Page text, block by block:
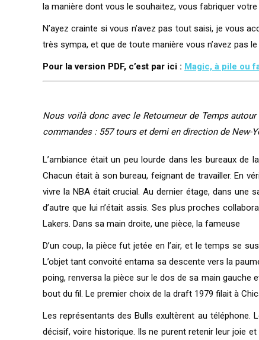
la manière dont vous le souhaitez, vous fabriquer
N’ayez crainte si vous n’avez pas tout saisi, je vous
très sympa, et que de toute manière vous n’avez pas
Pour la version PDF, c’est par ici : Magic, à pile ou
Nous voilà donc avec le Retourneur de Temps
commandes : 557 tours et demi en direction de New-
L’ambiance était un peu lourde dans les bureaux de
Chacun était à son bureau, feignant de travailler. En
vivre la NBA était crucial. Au dernier étage, dans une
d’autre que lui n’était assis. Ses plus proches
Lakers. Dans sa main droite, une pièce, la fameuse
D’un coup, la pièce fut jetée en l’air, et le temps se
L’objet tant convoité entama sa descente vers la
poing, renversa la pièce sur le dos de sa main gauche
bout du fil. Le premier choix de la draft 1979 filait à
Les représentants des Bulls exultèrent au téléphone.
décisif, voire historique. Ils ne purent retenir leur joie